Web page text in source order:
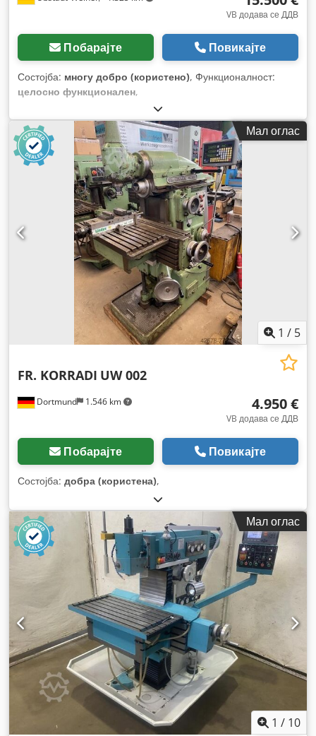
VB додава се ДДВ
Побарајте Повикајте
Состојба: многу добро (користено), Функционалност:
целосно функционален,
Мал оглас
1 / 5
Dortmund 1.546 km
FR. KORRADI UW 002
4.950 €
VB додава се ДДВ
Побарајте Повикајте
Состојба: добра (користена),
Мал оглас
1 / 10